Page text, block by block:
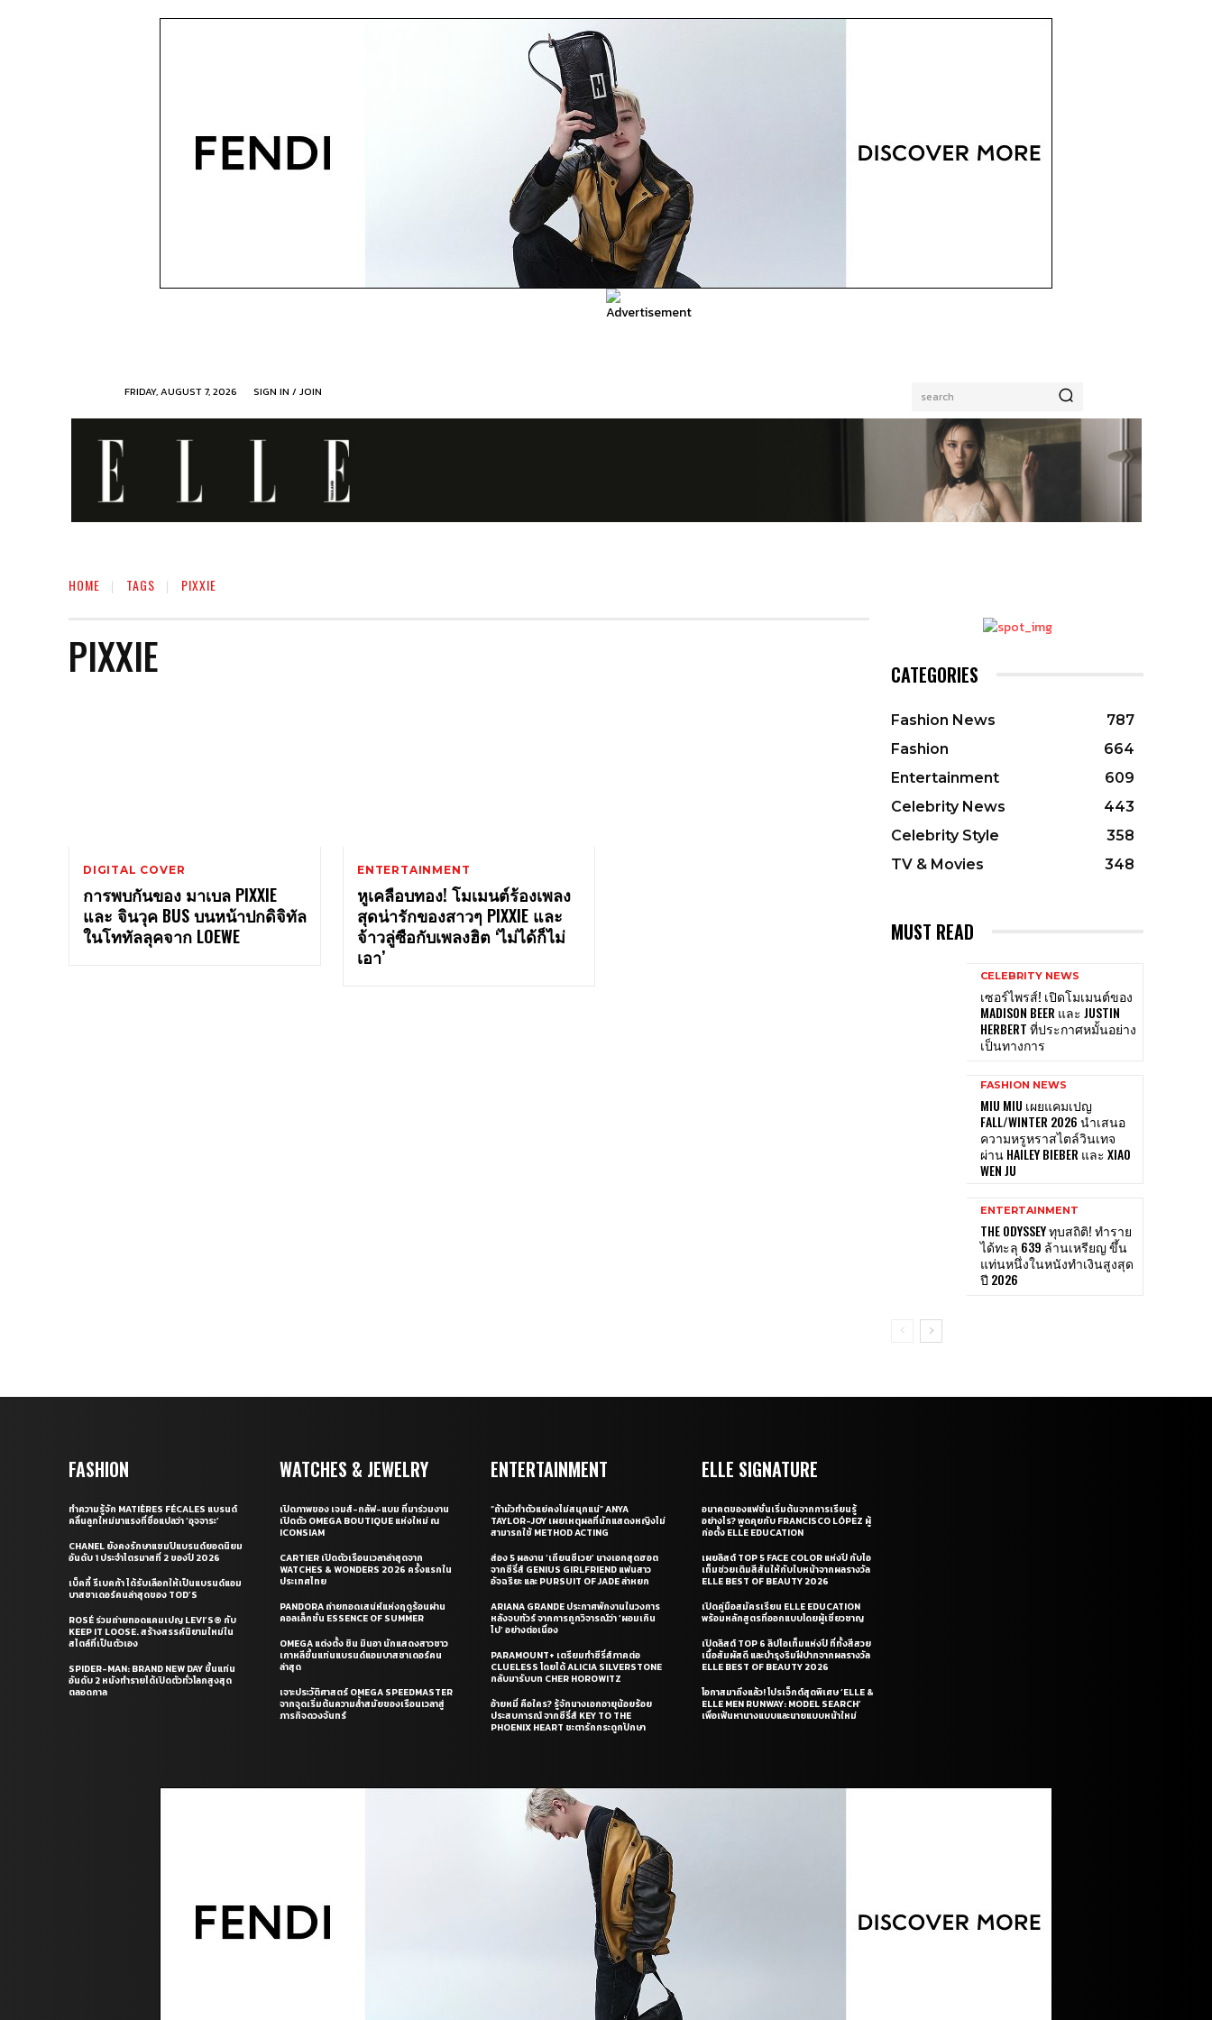
FRIDAY, AUGUST 7, 2026 search
SIGN IN / JOIN
HOME TAGS PIXXIE
PIXXIE
DIGITAL COVER
การพบกันของ มาเบล PIXXIE
และ จินวุค BUS บนหน้าปกดิจิทัล
ในโททัลลุคจาก LOEWE
ENTERTAINMENT
หูเคลือบทอง! โมเมนต์ร้องเพลง
สุดน่ารักของสาวๆ PIXXIE และ
จ้าวลู่ซือกับเพลงฮิต ‘ไม่ได้ก็ไม่
เอา’
CATEGORIES
Fashion News
787
Fashion
664
Entertainment
609
Celebrity News
443
Celebrity Style
358
TV & Movies
348
MUST READ
CELEBRITY NEWS
เซอร์ไพรส์! เปิดโมเมนต์ของ
MADISON BEER และ JUSTIN
HERBERT ที่ประกาศหมั้นอย่าง
เป็นทางการ
FASHION NEWS
MIU MIU เผยแคมเปญ
FALL/WINTER 2026 นำเสนอ
ความหรูหราสไตล์วินเทจ
ผ่าน HAILEY BIEBER และ XIAO
WEN JU
ENTERTAINMENT
THE ODYSSEY ทุบสถิติ! ทำราย
ได้ทะลุ 639 ล้านเหรียญ ขึ้น
แท่นหนึ่งในหนังทำเงินสูงสุด
ปี 2026
FASHION
ทำความรู้จัก MATIÈRES FÉCALES แบรนด์
คลื่นลูกใหม่มาแรงที่ชื่อแปลว่า ‘อุจจาระ’
CHANEL ยังคงรักษาแชมป์แบรนด์ยอดนิยม
อันดับ 1 ประจำไตรมาสที่ 2 ของปี 2026
เบ็คกี้ รีเบคก้า ได้รับเลือกให้เป็นแบรนด์แอม
บาสซาเดอร์คนล่าสุดของ TOD’S
ROSÉ ร่วมถ่ายทอดแคมเปญ LEVI’S® กับ
KEEP IT LOOSE. สร้างสรรค์นิยามใหม่ใน
สไตล์ที่เป็นตัวเอง
SPIDER-MAN: BRAND NEW DAY ขึ้นแท่น
อันดับ 2 หนังทำรายได้เปิดตัวทั่วโลกสูงสุด
ตลอดกาล
WATCHES & JEWELRY
เปิดภาพของ เจมส์-กลัฟ-แบม ที่มาร่วมงาน
เปิดตัว OMEGA BOUTIQUE แห่งใหม่ ณ
ICONSIAM
CARTIER เปิดตัวเรือนเวลาล่าสุดจาก
WATCHES & WONDERS 2026 ครั้งแรกใน
ประเทศไทย
PANDORA ถ่ายทอดเสน่ห์แห่งฤดูร้อนผ่าน
คอลเล็กชั่น ESSENCE OF SUMMER
OMEGA แต่งตั้ง ชิน มินอา นักแสดงสาวชาว
เกาหลีขึ้นแท่นแบรนด์แอมบาสซาเดอร์คน
ล่าสุด
เจาะประวัติศาสตร์ OMEGA SPEEDMASTER
จากจุดเริ่มต้นความล้ำสมัยของเรือนเวลาสู่
ภารกิจดวงจันทร์
ENTERTAINMENT
“ถ้ามัวทำตัวแย่คงไม่สนุกแน่” ANYA
TAYLOR-JOY เผยเหตุผลที่นักแสดงหญิงไม่
สามารถใช้ METHOD ACTING
ส่อง 5 ผลงาน ‘เถียนซีเวย’ นางเอกสุดฮอต
จากซีรี่ส์ GENIUS GIRLFRIEND แฟนสาว
อัจฉริยะ และ PURSUIT OF JADE ล่าหยก
ARIANA GRANDE ประกาศพักงานในวงการ
หลังจบทัวร์ จากการถูกวิจารณ์ว่า ‘ผอมเกิน
ไป’ อย่างต่อเนื่อง
PARAMOUNT+ เตรียมทำซีรี่ส์ภาคต่อ
CLUELESS โดยได้ ALICIA SILVERSTONE
กลับมารับบท CHER HOROWITZ
อ้ายหมี่ คือใคร? รู้จักนางเอกอายุน้อยร้อย
ประสบการณ์ จากซีรี่ส์ KEY TO THE
PHOENIX HEART ชะตารักกระดูกปักษา
ELLE SIGNATURE
อนาคตของแฟชั่นเริ่มต้นจากการเรียนรู้
อย่างไร? พูดคุยกับ FRANCISCO LÓPEZ ผู้
ก่อตั้ง ELLE EDUCATION
เผยลิสต์ TOP 5 FACE COLOR แห่งปี กับไอ
เท็มช่วยเติมสีสันให้กับใบหน้าจากผลรางวัล
ELLE BEST OF BEAUTY 2026
เปิดคู่มือสมัครเรียน ELLE EDUCATION
พร้อมหลักสูตรที่ออกแบบโดยผู้เชี่ยวชาญ
เปิดลิสต์ TOP 6 ลิปไอเท็มแห่งปี ที่ทั้งสีสวย
เนื้อสัมผัสดี และบำรุงริมฝีปากจากผลรางวัล
ELLE BEST OF BEAUTY 2026
โอกาสมาถึงแล้ว! โปรเจ็กต์สุดพิเศษ ‘ELLE &
ELLE MEN RUNWAY: MODEL SEARCH’
เพื่อเฟ้นหานางแบบและนายแบบหน้าใหม่